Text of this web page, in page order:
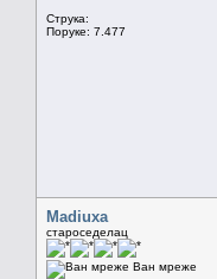
Струка:
Поруке: 7.477
Madiuxa
староседелац
Ван мреже